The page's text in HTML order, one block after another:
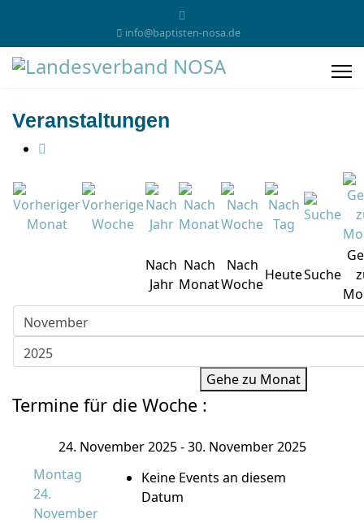
info@baptisten-nosa.de
Veranstaltungen
Nach
Jahr
Nach
Monat
Nach
Woche
HeuteSuche
Gehe zu Monat
Termine für die Woche :
24. November 2025 - 30. November 2025
Montag
24.
November
Keine Events an diesem
Datum